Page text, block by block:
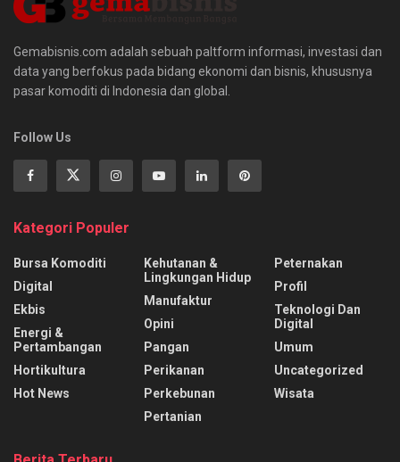
Gemabisnis.com adalah sebuah paltform informasi, investasi dan
data yang berfokus pada bidang ekonomi dan bisnis, khususnya
pasar komoditi di Indonesia dan global.
Follow Us
Kategori Populer
Bursa Komoditi
Digital
Ekbis
Energi &
Pertambangan
Hortikultura
Hot News
Kehutanan &
Lingkungan Hidup
Manufaktur
Opini
Pangan
Perikanan
Perkebunan
Pertanian
Peternakan
Profil
Teknologi Dan
Digital
Umum
Uncategorized
Wisata